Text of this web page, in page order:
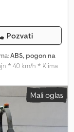
Pozvati
ABS, pogon na
* 40 km/h * Klima
* Točkaš *
* Novo vozilo *
7150 kg *
mm * Poluprečnik
5200 mm *
kg * Nosivost
Mali oglas